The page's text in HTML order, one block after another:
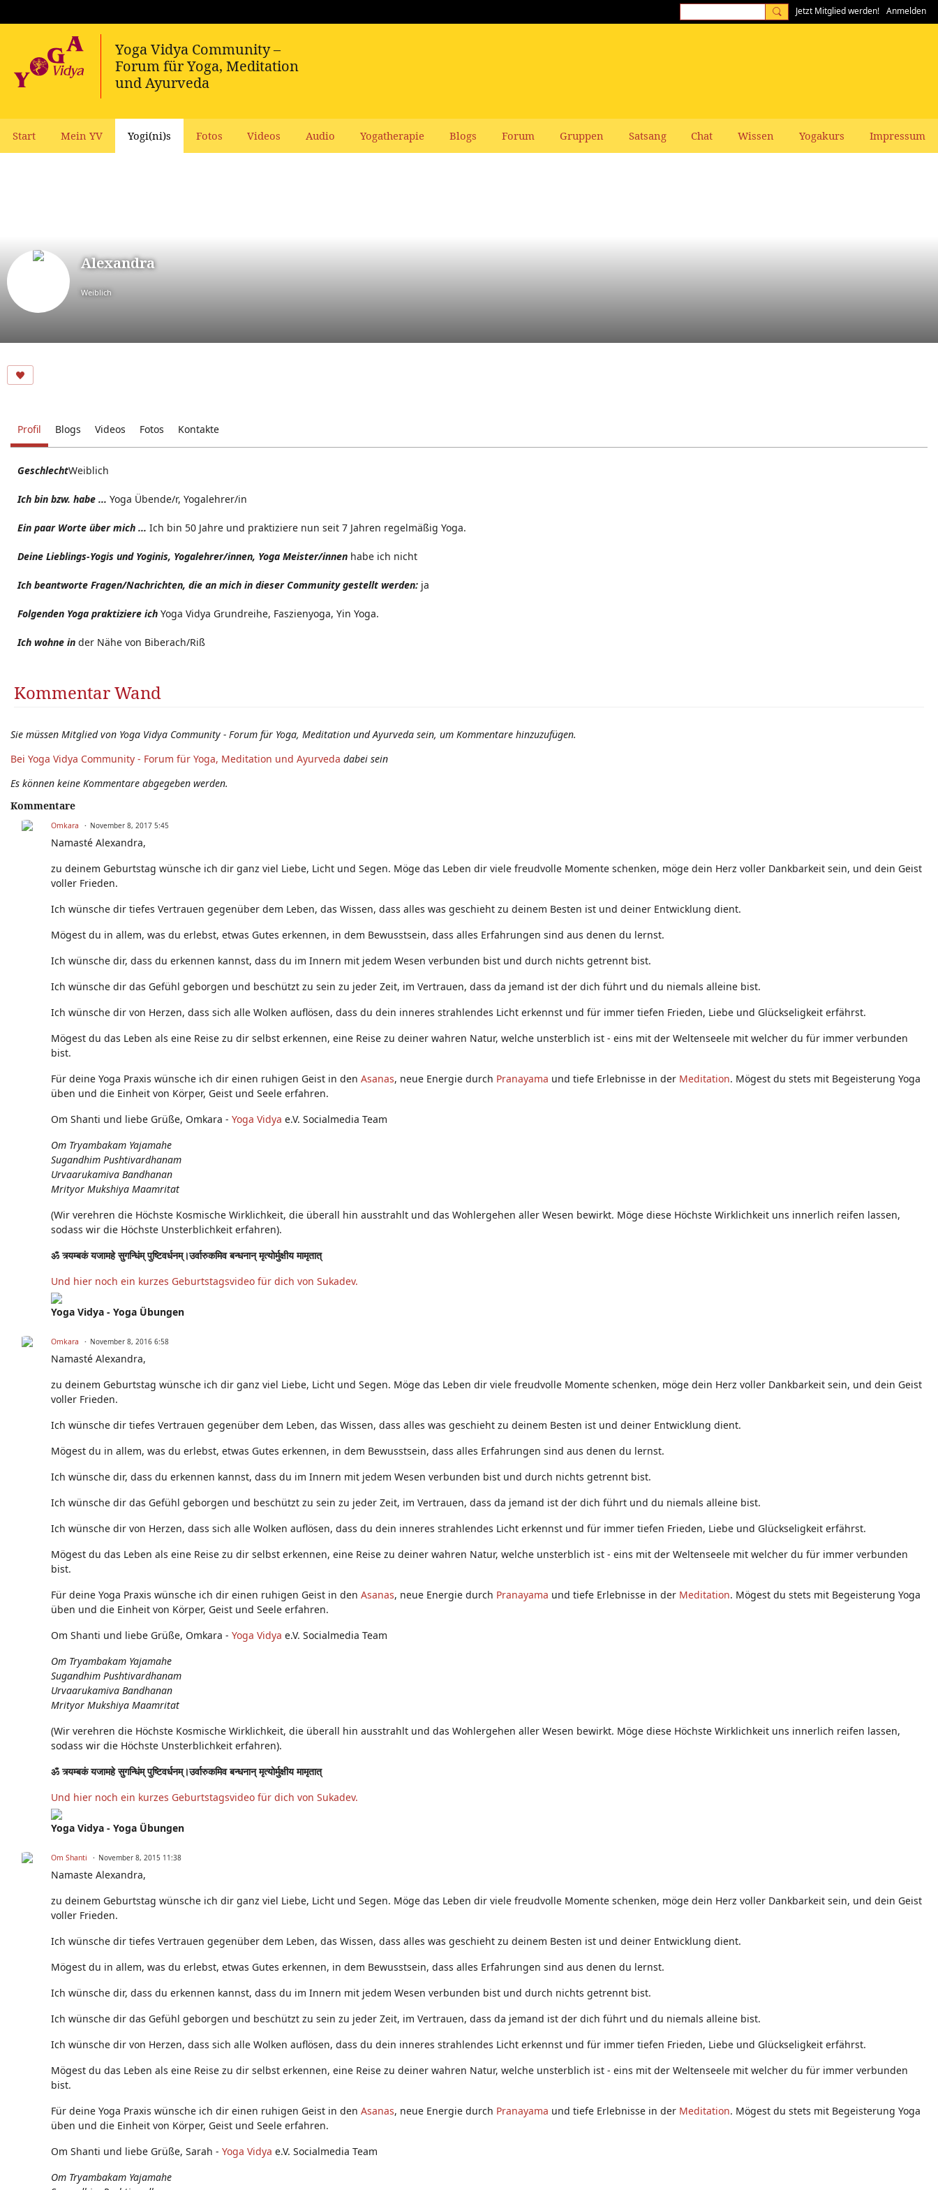
Jetzt Mitglied werden! Anmelden
Start Mein YV Yogi(ni)s Fotos Videos Audio Yogatherapie Blogs Forum Gruppen Satsang Chat Wissen Yogakurs Impressum
Alexandra
Weiblich
Profil Blogs Videos Fotos Kontakte
GeschlechtWeiblich
Ich bin bzw. habe ... Yoga Übende/r, Yogalehrer/in
Ein paar Worte über mich ... Ich bin 50 Jahre und praktiziere nun seit 7 Jahren regelmäßig Yoga.
Deine Lieblings-Yogis und Yoginis, Yogalehrer/innen, Yoga Meister/innen habe ich nicht
Ich beantworte Fragen/Nachrichten, die an mich in dieser Community gestellt werden: ja
Folgenden Yoga praktiziere ich Yoga Vidya Grundreihe, Faszienyoga, Yin Yoga.
Ich wohne in der Nähe von Biberach/Riß
Kommentar Wand
Sie müssen Mitglied von Yoga Vidya Community - Forum für Yoga, Meditation und Ayurveda sein, um Kommentare hinzuzufügen.
Bei Yoga Vidya Community - Forum für Yoga, Meditation und Ayurveda dabei sein
Es können keine Kommentare abgegeben werden.
Kommentare
Omkara November 8, 2017 5:45
Namasté Alexandra,
zu deinem Geburtstag wünsche ich dir ganz viel Liebe, Licht und Segen. Möge das Leben dir viele freudvolle Momente schenken, möge dein Herz voller Dankbarkeit sein, und dein Geist
voller Frieden.
Ich wünsche dir tiefes Vertrauen gegenüber dem Leben, das Wissen, dass alles was geschieht zu deinem Besten ist und deiner Entwicklung dient.
Mögest du in allem, was du erlebst, etwas Gutes erkennen, in dem Bewusstsein, dass alles Erfahrungen sind aus denen du lernst.
Ich wünsche dir, dass du erkennen kannst, dass du im Innern mit jedem Wesen verbunden bist und durch nichts getrennt bist.
Ich wünsche dir das Gefühl geborgen und beschützt zu sein zu jeder Zeit, im Vertrauen, dass da jemand ist der dich führt und du niemals alleine bist.
Ich wünsche dir von Herzen, dass sich alle Wolken auflösen, dass du dein inneres strahlendes Licht erkennst und für immer tiefen Frieden, Liebe und Glückseligkeit erfährst.
Mögest du das Leben als eine Reise zu dir selbst erkennen, eine Reise zu deiner wahren Natur, welche unsterblich ist - eins mit der Weltenseele mit welcher du für immer verbunden
bist.
Für deine Yoga Praxis wünsche ich dir einen ruhigen Geist in den Asanas, neue Energie durch Pranayama und tiefe Erlebnisse in der Meditation. Mögest du stets mit Begeisterung Yoga
üben und die Einheit von Körper, Geist und Seele erfahren.
Om Shanti und liebe Grüße, Omkara - Yoga Vidya e.V. Socialmedia Team
Om Tryambakam Yajamahe
Sugandhim Pushtivardhanam
Urvaarukamiva Bandhanan
Mrityor Mukshiya Maamritat
(Wir verehren die Höchste Kosmische Wirklichkeit, die überall hin ausstrahlt und das Wohlergehen aller Wesen bewirkt. Möge diese Höchste Wirklichkeit uns innerlich reifen lassen,
sodass wir die Höchste Unsterblichkeit erfahren).
ॐ त्र्यम्बकं यजामहे सुगन्धिंम् पुष्टिवर्धनम्।उर्वारुकमिव बन्धनान् मृत्योर्मुक्षीय मामृतात्
Und hier noch ein kurzes Geburtstagsvideo für dich von Sukadev.
Yoga Vidya - Yoga Übungen
Omkara November 8, 2016 6:58
Namasté Alexandra,
zu deinem Geburtstag wünsche ich dir ganz viel Liebe, Licht und Segen. Möge das Leben dir viele freudvolle Momente schenken, möge dein Herz voller Dankbarkeit sein, und dein Geist
voller Frieden.
Ich wünsche dir tiefes Vertrauen gegenüber dem Leben, das Wissen, dass alles was geschieht zu deinem Besten ist und deiner Entwicklung dient.
Mögest du in allem, was du erlebst, etwas Gutes erkennen, in dem Bewusstsein, dass alles Erfahrungen sind aus denen du lernst.
Ich wünsche dir, dass du erkennen kannst, dass du im Innern mit jedem Wesen verbunden bist und durch nichts getrennt bist.
Ich wünsche dir das Gefühl geborgen und beschützt zu sein zu jeder Zeit, im Vertrauen, dass da jemand ist der dich führt und du niemals alleine bist.
Ich wünsche dir von Herzen, dass sich alle Wolken auflösen, dass du dein inneres strahlendes Licht erkennst und für immer tiefen Frieden, Liebe und Glückseligkeit erfährst.
Mögest du das Leben als eine Reise zu dir selbst erkennen, eine Reise zu deiner wahren Natur, welche unsterblich ist - eins mit der Weltenseele mit welcher du für immer verbunden
bist.
Für deine Yoga Praxis wünsche ich dir einen ruhigen Geist in den Asanas, neue Energie durch Pranayama und tiefe Erlebnisse in der Meditation. Mögest du stets mit Begeisterung Yoga
üben und die Einheit von Körper, Geist und Seele erfahren.
Om Shanti und liebe Grüße, Omkara - Yoga Vidya e.V. Socialmedia Team
Om Tryambakam Yajamahe
Sugandhim Pushtivardhanam
Urvaarukamiva Bandhanan
Mrityor Mukshiya Maamritat
(Wir verehren die Höchste Kosmische Wirklichkeit, die überall hin ausstrahlt und das Wohlergehen aller Wesen bewirkt. Möge diese Höchste Wirklichkeit uns innerlich reifen lassen,
sodass wir die Höchste Unsterblichkeit erfahren).
ॐ त्र्यम्बकं यजामहे सुगन्धिंम् पुष्टिवर्धनम्।उर्वारुकमिव बन्धनान् मृत्योर्मुक्षीय मामृतात्
Und hier noch ein kurzes Geburtstagsvideo für dich von Sukadev.
Yoga Vidya - Yoga Übungen
Om Shanti November 8, 2015 11:38
Namaste Alexandra,
zu deinem Geburtstag wünsche ich dir ganz viel Liebe, Licht und Segen. Möge das Leben dir viele freudvolle Momente schenken, möge dein Herz voller Dankbarkeit sein, und dein Geist
voller Frieden.
Ich wünsche dir tiefes Vertrauen gegenüber dem Leben, das Wissen, dass alles was geschieht zu deinem Besten ist und deiner Entwicklung dient.
Mögest du in allem, was du erlebst, etwas Gutes erkennen, in dem Bewusstsein, dass alles Erfahrungen sind aus denen du lernst.
Ich wünsche dir, dass du erkennen kannst, dass du im Innern mit jedem Wesen verbunden bist und durch nichts getrennt bist.
Ich wünsche dir das Gefühl geborgen und beschützt zu sein zu jeder Zeit, im Vertrauen, dass da jemand ist der dich führt und du niemals alleine bist.
Ich wünsche dir von Herzen, dass sich alle Wolken auflösen, dass du dein inneres strahlendes Licht erkennst und für immer tiefen Frieden, Liebe und Glückseligkeit erfährst.
Mögest du das Leben als eine Reise zu dir selbst erkennen, eine Reise zu deiner wahren Natur, welche unsterblich ist - eins mit der Weltenseele mit welcher du für immer verbunden
bist.
Für deine Yoga Praxis wünsche ich dir einen ruhigen Geist in den Asanas, neue Energie durch Pranayama und tiefe Erlebnisse in der Meditation. Mögest du stets mit Begeisterung Yoga
üben und die Einheit von Körper, Geist und Seele erfahren.
Om Shanti und liebe Grüße, Sarah - Yoga Vidya e.V. Socialmedia Team
Om Tryambakam Yajamahe